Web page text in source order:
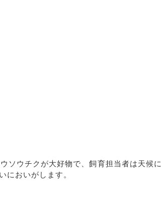
ソウチクが大好物で、飼育担当者は天候に
においがします。